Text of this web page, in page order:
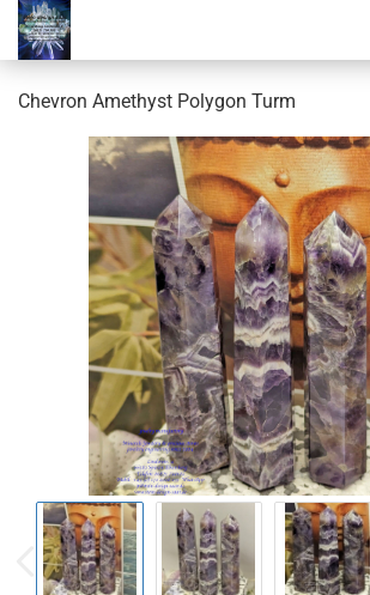
Chevron Amethyst Polygon Turm